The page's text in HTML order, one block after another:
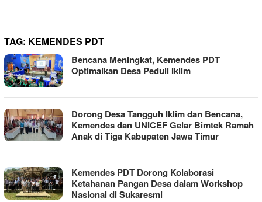
TAG: KEMENDES PDT
Bencana Meningkat, Kemendes PDT
Optimalkan Desa Peduli Iklim
Dorong Desa Tangguh Iklim dan Bencana,
Kemendes dan UNICEF Gelar Bimtek Ramah
Anak di Tiga Kabupaten Jawa Timur
Kemendes PDT Dorong Kolaborasi
Ketahanan Pangan Desa dalam Workshop
Nasional di Sukaresmi